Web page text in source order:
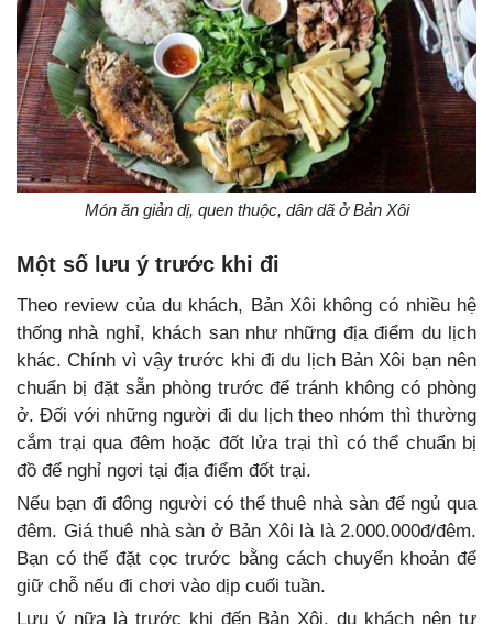
Món ăn giản dị, quen thuộc, dân dã ở Bản Xôi
Một số lưu ý trước khi đi
Theo review của du khách, Bản Xôi không có nhiều hệ
thống nhà nghỉ, khách san như những địa điểm du lịch
khác. Chính vì vậy trước khi đi du lịch Bản Xôi bạn nên
chuẩn bị đặt sẵn phòng trước để tránh không có phòng
ở. Đối với những người đi du lịch theo nhóm thì thường
cắm trại qua đêm hoặc đốt lửa trại thì có thể chuẩn bị
đồ để nghỉ ngơi tại địa điểm đốt trại.
Nếu bạn đi đông người có thể thuê nhà sàn để ngủ qua
đêm. Giá thuê nhà sàn ở Bản Xôi là là 2.000.000đ/đêm.
Bạn có thể đặt cọc trước bằng cách chuyển khoản để
giữ chỗ nếu đi chơi vào dịp cuối tuần.
Lưu ý nữa là trước khi đến Bản Xôi, du khách nên tự